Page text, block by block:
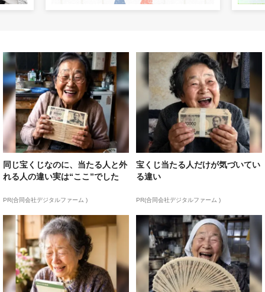
同じ宝くじなのに、当たる人と外
れる人の違い実は“ここ”でした
PR(合同会社デジタルファーム )
宝くじ当たる人だけが気づいてい
る違い
PR(合同会社デジタルファーム )